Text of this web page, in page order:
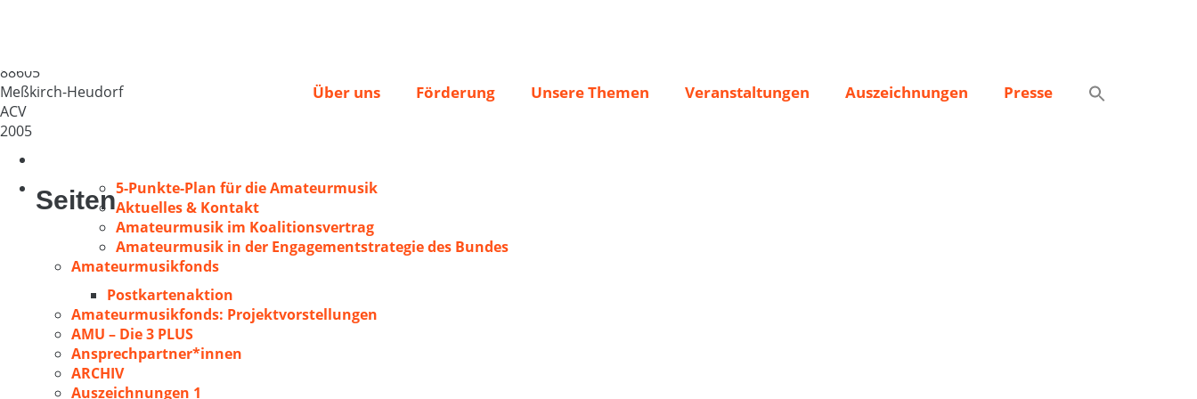
Über uns Förderung Unsere Themen Veranstaltungen Auszeichnungen Presse
88605
Meßkirch-Heudorf
ACV
2005
Seiten5-Punkte-Plan für die Amateurmusik
Aktuelles & Kontakt
Amateurmusik im Koalitionsvertrag
Amateurmusik in der Engagementstrategie des Bundes
Amateurmusikfonds
Postkartenaktion
Amateurmusikfonds: Projektvorstellungen
AMU – Die 3 PLUS
Ansprechpartner*innen
ARCHIV
Auszeichnungen 1